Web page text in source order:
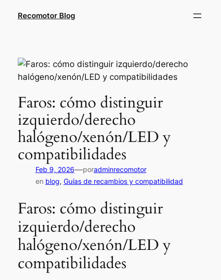
Recomotor Blog
Faros: cómo distinguir
izquierdo/derecho
halógeno/xenón/LED y
compatibilidades
Feb 9, 2026—poradminrecomotor
en blog, Guías de recambios y compatibilidad
Faros: cómo distinguir
izquierdo/derecho
halógeno/xenón/LED y
compatibilidades